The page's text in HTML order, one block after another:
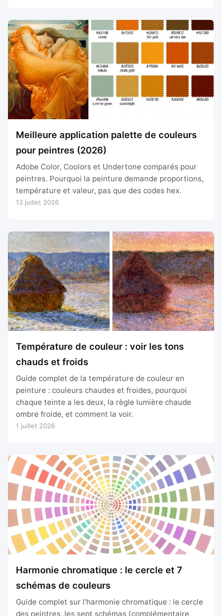
Meilleure application palette de couleurs
pour peintres (2026)
Adobe Color, Coolors et Undertone comparés pour
peintres. Pourquoi la peinture demande proportions,
température et valeur, pas que des codes hex.
13 juillet 2026
Température de couleur : voir les tons
chauds et froids
Guide complet de la température de couleur en
peinture : couleurs chaudes et froides, pourquoi
chaque teinte a les deux, la règle lumière chaude
ombre froide, et comment la voir.
1 juillet 2026
Harmonie chromatique : le cercle et 7
schémas de couleurs
Guide complet sur l'harmonie chromatique : le cercle
des peintres, les sept schémas (complémentaire,